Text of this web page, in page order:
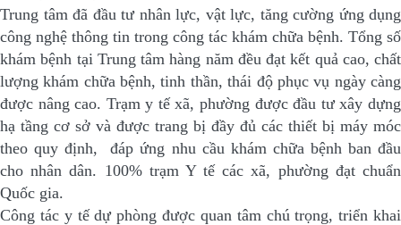
Trung tâm đã đầu tư nhân lực, vật lực, tăng cường ứng dụng
công nghệ thông tin trong công tác khám chữa bệnh. Tổng số
khám bệnh tại Trung tâm hàng năm đều đạt kết quả cao, chất
lượng khám chữa bệnh, tinh thần, thái độ phục vụ ngày càng
được nâng cao. Trạm y tế xã, phường được đầu tư xây dựng
hạ tầng cơ sở và được trang bị đầy đủ các thiết bị máy móc
theo quy định, đáp ứng nhu cầu khám chữa bệnh ban đầu
cho nhân dân. 100% trạm Y tế các xã, phường đạt chuẩn
Quốc gia.
Công tác y tế dự phòng được quan tâm chú trọng, triển khai